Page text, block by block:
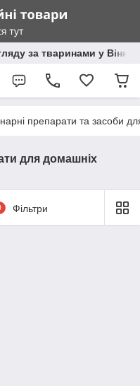
за тваринами у
препарати та засоби
для домашніх
Фільтри